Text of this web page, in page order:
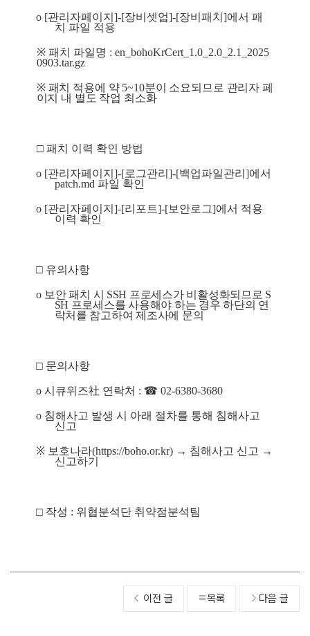
o [관리자페이지]-[장비셋업]-[장비패치]에서 패
치 파일 적용
※ 패치 파일명 : en_bohoKrCert_1.0_2.0_2.1_2025
0903.tar.gz
※ 패치 적용에 약 5~10분이 소요되므로 관리자 페
이지 내 별도 작업 최소화
□ 패치 이력 확인 방법
o [관리자페이지]-[로그관리]-[백업파일관리]
patch.md 파일 확인
o [관리자페이지]-[리포트]-[보안로그]에서 적용
이력 확인
□ 유의사항
o 보안 패치 시 SSH 프로세스가 비활성화되므로 S
SH 프로세스를 사용해야 하는 경우 하단의 연
락처를 참고하여 제조사에 문의
□ 문의사항
o 시큐위즈社 연락처 : ☎ 02-6380-3680
o 침해사고 발생 시 아래 절차를 통해 침해사고
신고
※ 보호나라(https://boho.or.kr) → 침해사고 신고
신고하기
□ 작성 : 위협분석단 취약점분석팀
 이전 글 목록  다음 글